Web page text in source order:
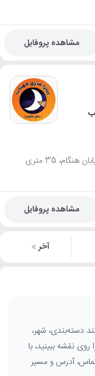
مشاهده پروفایل
تهران، منطقه 4، محله قاسم آباد - ده نارمک، خیابان هنگام، 35 متری
مشاهده پروفایل
آخر
دسته‌بندی، شهر،
نقشه ببینید، با
آدرس و مسیر